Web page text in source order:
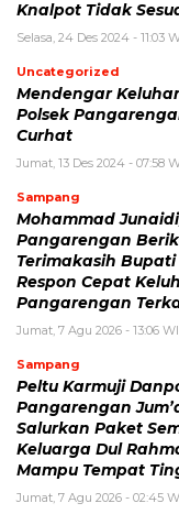
Knalpot Tidak
Selasa, 24 Des 2024 - 11:03
Uncategorized
Mendengar
Polsek
Curhat
Jumat, 13 Des 2024 - 07:58
Sampang
Mohammad
Pangarengan
Terimakasih
Respon Cepat
Pangarengan
Jumat, 7 Agu 2026 - 13:06
Sampang
Peltu Karmuji
Pangarengan
Salurkan Paket
Keluarga Dul
Mampu Tempat
Jumat, 7 Agu 2026 - 02:45